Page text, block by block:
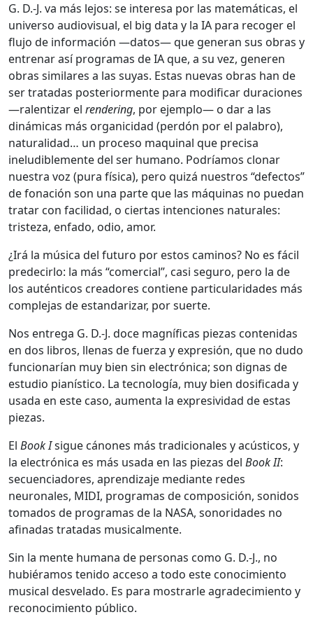
G. D.-J. va más lejos: se interesa por las matemáticas, el
universo audiovisual, el big data y la IA para recoger el
flujo de información —datos— que generan sus obras y
entrenar así programas de IA que, a su vez, generen
obras similares a las suyas. Estas nuevas obras han de
ser tratadas posteriormente para modificar duraciones
—ralentizar el rendering, por ejemplo— o dar a las
dinámicas más organicidad (perdón por el palabro),
naturalidad… un proceso maquinal que precisa
ineludiblemente del ser humano. Podríamos clonar
nuestra voz (pura física), pero quizá nuestros “defectos”
de fonación son una parte que las máquinas no puedan
tratar con facilidad, o ciertas intenciones naturales:
tristeza, enfado, odio, amor.
¿Irá la música del futuro por estos caminos? No es fácil
predecirlo: la más “comercial”, casi seguro, pero la de
los auténticos creadores contiene particularidades más
complejas de estandarizar, por suerte.
Nos entrega G. D.-J. doce magníficas piezas contenidas
en dos libros, llenas de fuerza y expresión, que no dudo
funcionarían muy bien sin electrónica; son dignas de
estudio pianístico. La tecnología, muy bien dosificada y
usada en este caso, aumenta la expresividad de estas
piezas.
El Book Isigue cánones más tradicionales y acústicos, y
la electrónica es más usada en las piezas del Book II:
secuenciadores, aprendizaje mediante redes
neuronales, MIDI, programas de composición, sonidos
tomados de programas de la NASA, sonoridades no
afinadas tratadas musicalmente.
Sin la mente humana de personas como G. D.-J., no
hubiéramos tenido acceso a todo este conocimiento
musical desvelado. Es para mostrarle agradecimiento y
reconocimiento público.